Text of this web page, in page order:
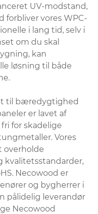
UV-modstand,
forbliver vores WPC-
i lang tid, selv i
om du skal
kan
løsning til både
til bæredygtighed
er lavet af
for skadelige
Vores
overholde
kvalitetsstandarder,
Necowood er
og bygherrer i
pålidelig leverandør
Necowood